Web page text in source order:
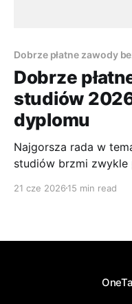
Dobrze płatne zawody
Dobrze
studiów
dyplomu
Najgorsza rada w
studiów brzmi zwykle
myślowy, który robi
portfolio, licencję,
21 cze 2026 15 min read